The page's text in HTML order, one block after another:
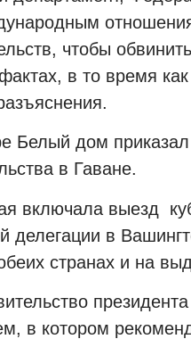
чтобы
в то время
Белый дом
в Гаване.
включала выезд
делегации в
странах и на
в котором